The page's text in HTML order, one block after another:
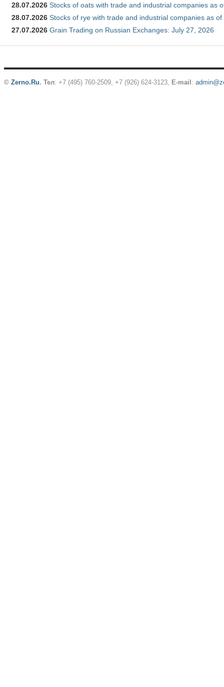
28.07.2026 Stocks of oats with trade and industrial companies as
28.07.2026 Stocks of rye with trade and industrial companies as
27.07.2026 Grain Trading on Russian Exchanges: July 27, 2026
© Zerno.Ru. Тел: +7 (495) 760-2509, +7 (926) 624-3123, E-mail :